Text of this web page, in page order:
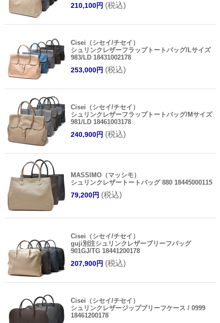
210,100円 (税込)
Cisei（シセイ/チセイ）
シュリンクレザーフラップトートバッグ/Lサイズ
983/LD 18431002178
253,000円 (税込)
Cisei（シセイ/チセイ）
シュリンクレザーフラップトートバッグ/Mサイズ
981/LD 18461003178
240,900円 (税込)
MASSIMO（マッシモ）
シュリンクレザートートバッグ 880 18445000115
79,200円 (税込)
Cisei（シセイ/チセイ）
guji別注シュリンクレザーブリーフバッグ
901GJ/TG 18441200178
207,900円 (税込)
Cisei（シセイ/チセイ）
シュリンクレザージップブリーフケース / 0999
18461200178